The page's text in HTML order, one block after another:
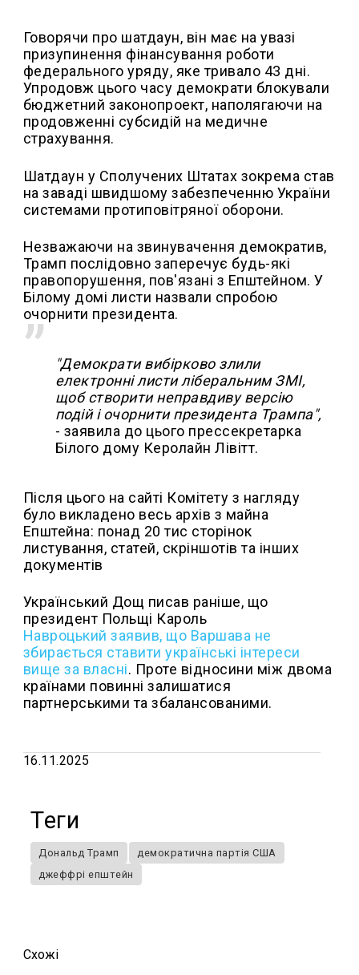
Говорячи про шатдаун, він має на увазі
призупинення фінансування роботи
федерального уряду, яке тривало 43 дні.
Упродовж цього часу демократи блокували
бюджетний законопроект, наполягаючи на
продовженні субсидій на медичне
страхування.
Шатдаун у Сполучених Штатах зокрема став
на заваді швидшому забезпеченню України
системами протиповітряної оборони.
Незважаючи на звинувачення демократив,
Трамп послідовно заперечує будь-які
правопорушення, пов'язані з Епштейном. У
Білому домі листи назвали спробою
очорнити президента.
"Демократи вибірково злили
електронні листи ліберальним ЗМІ,
щоб створити неправдиву версію
подій і очорнити президента Трампа",
- заявила до цього прессекретарка
Білого дому Керолайн Лівітт.
Після цього на сайті Комітету з нагляду
було викладено весь архів з майна
Епштейна: понад 20 тис сторінок
листування, статей, скріншотів та інших
документів
Український Дощ писав раніше, що
президент Польщі Кароль
Навроцький заявив, що Варшава не
збирається ставити українські інтереси
вище за власні. Проте відносини між двома
країнами повинні залишатися
партнерськими та збалансованими.
16.11.2025
Теги
Дональд Трамп
демократична партія США
джеффрі епштейн
Схожi